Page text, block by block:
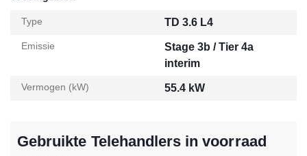
Type TD 3.6 L4
Emissie
Stage 3b / Tier 4a
interim
Vermogen (kW) 55.4 kW
Gebruikte Telehandlers in voorraad